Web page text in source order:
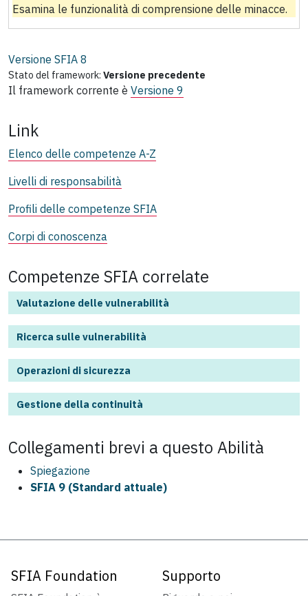
Esamina le funzionalità di comprensione delle minacce.
Versione SFIA 8
Stato del framework: Versione precedente
Il framework corrente è Versione 9
Link
Elenco delle competenze A-Z
Livelli di responsabilità
Profili delle competenze SFIA
Corpi di conoscenza
Competenze SFIA correlate
Valutazione delle vulnerabilità
Ricerca sulle vulnerabilità
Operazioni di sicurezza
Gestione della continuità
Collegamenti brevi a questo Abilità
Spiegazione
SFIA 9 (Standard attuale)
SFIA Foundation Supporto